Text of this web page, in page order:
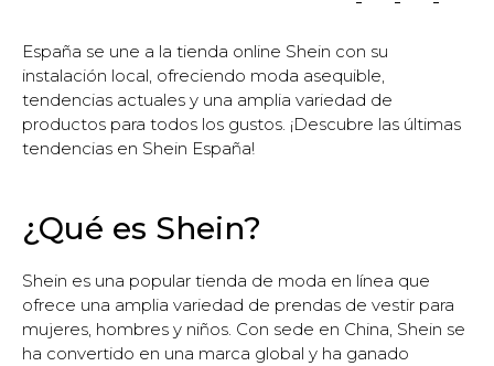
España se une a la tienda online Shein con su
instalación local, ofreciendo moda asequible,
tendencias actuales y una amplia variedad de
productos para todos los gustos. ¡Descubre las últimas
tendencias en Shein España!
¿Qué es Shein?
Shein es una popular tienda de moda en línea que
ofrece una amplia variedad de prendas de vestir para
mujeres, hombres y niños. Con sede en China, Shein se
ha convertido en una marca global y ha ganado